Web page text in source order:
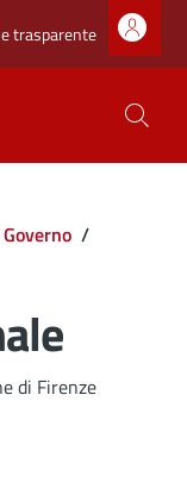
trasparente
/
di Firenze